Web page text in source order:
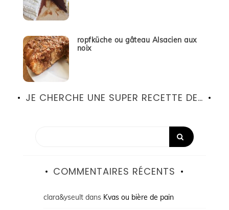
ropfküche ou gâteau Alsacien aux
noix
JE CHERCHE UNE SUPER RECETTE DE…
COMMENTAIRES RÉCENTS
clara&yseultdans Kvas ou bière de pain